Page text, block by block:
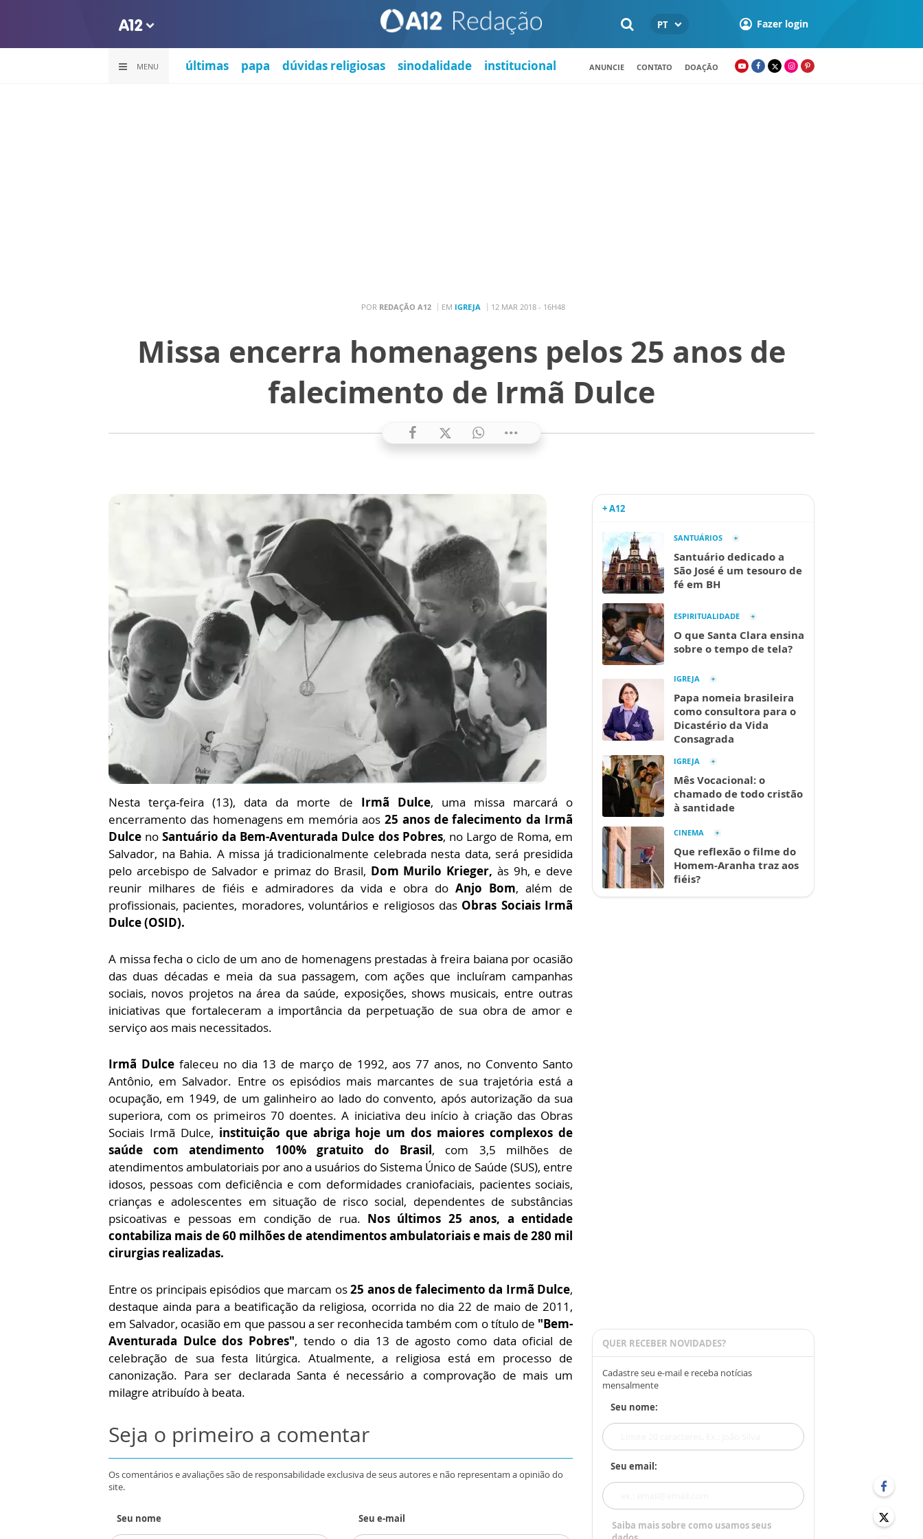
PT Fazer login
MENU últimas papa dúvidas religiosas sinodalidade institucional ANUNCIE CONTATO DOAÇÃO
POR REDAÇÃO A12 EM IGREJA 12 MAR 2018 - 16H48
Missa encerra homenagens pelos 25 anos de
falecimento de Irmã Dulce
Nesta terça-feira (13), data da morte de Irmã Dulce, uma missa
marcará o
encerramento das homenagens em memória aos 25 anos de falecimento da Irmã
Dulce no Santuário da Bem-Aventurada Dulce dos Pobres, no Largo de Roma, em
Salvador, na Bahia. A missa já tradicionalmente celebrada nesta data, será presidida
pelo arcebispo de Salvador e primaz do Brasil, Dom Murilo Krieger, às 9h, e deve
reunir milhares de fiéis e admiradores da vida e obra do Anjo Bom, além de
profissionais, pacientes, moradores, voluntários e religiosos das Obras Sociais Irmã
Dulce (OSID).
A missa fecha o ciclo de um ano de homenagens prestadas à freira baiana por ocasião
das duas décadas e meia da sua passagem, com ações que incluíram campanhas
sociais, novos projetos na área da saúde, exposições, shows musicais, entre outras
iniciativas que fortaleceram a importância da perpetuação de sua obra de amor e
serviço aos mais necessitados.
Irmã Dulce faleceu no dia 13 de março de 1992, aos 77 anos, no Convento Santo
Antônio, em Salvador. Entre os episódios mais marcantes de sua trajetória está a
ocupação, em 1949, de um galinheiro ao lado do convento, após autorização da sua
superiora, com os primeiros 70 doentes. A iniciativa deu início à criação das Obras
Sociais Irmã Dulce, instituição que abriga hoje um dos maiores complexos de
saúde com atendimento 100% gratuito do Brasil, com 3,5 milhões de
atendimentos ambulatoriais por ano a usuários do Sistema Único de Saúde (SUS), entre
idosos, pessoas com deficiência e com deformidades craniofaciais, pacientes sociais,
crianças e adolescentes em situação de risco social, dependentes de substâncias
psicoativas e pessoas em condição de rua. Nos últimos 25 anos, a entidade
contabiliza mais de 60 milhões de atendimentos ambulatoriais e mais de 280 mil
cirurgias realizadas.
Entre os principais episódios que marcam os25 anos de falecimento da Irmã Dulce,
destaque ainda para a beatificação da religiosa, ocorrida no dia 22 de maio de 2011,
em Salvador, ocasião em que passou a ser reconhecida também com o título de "Bem-
Aventurada Dulce dos Pobres", tendo o dia 13 de agosto como data oficial de
celebração de sua festa litúrgica. Atualmente, a religiosa está em processo de
canonização. Para ser declarada Santa é necessário a comprovação de mais um
milagre atribuído à beata.
Seja o primeiro a comentar
Os comentários e avaliações são de responsabilidade exclusiva de seus autores e não representam a opinião do
site.
Seu nome Seu e-mail
+ A12
SANTUÁRIOS
Santuário dedicado a
São José é um tesouro de
fé em BH
ESPIRITUALIDADE
O que Santa Clara ensina
sobre o tempo de tela?
IGREJA
Papa nomeia brasileira
como consultora para o
Dicastério da Vida
Consagrada
IGREJA
Mês Vocacional: o
chamado de todo cristão
à santidade
CINEMA
Que reflexão o filme do
Homem-Aranha traz aos
fiéis?
QUER RECEBER NOVIDADES?
Cadastre seu e-mail e receba notícias
mensalmente
Seu nome:
Seu email:
Saiba mais sobre como usamos seus